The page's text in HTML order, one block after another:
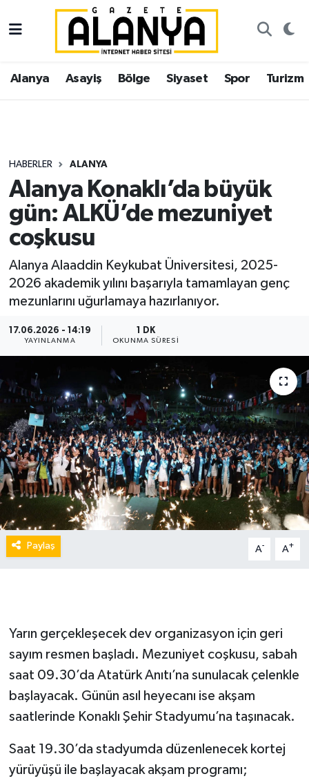
Alanya Asayiş Bölge Siyaset Spor Turizm
HABERLER ALANYA
Alanya Konaklı’da büyük
gün: ALKÜ’de mezuniyet
coşkusu
Alanya Alaaddin Keykubat Üniversitesi, 2025-
2026 akademik yılını başarıyla tamamlayan genç
mezunlarını uğurlamaya hazırlanıyor.
17.06.2026 - 14:19
YAYINLANMA
1 DK
OKUNMA SÜRESI
Paylaş A- A+
Yarın gerçekleşecek dev organizasyon için geri
sayım resmen başladı. Mezuniyet coşkusu, sabah
saat 09.30’da Atatürk Anıtı’na sunulacak çelenkle
başlayacak. Günün asıl heyecanı ise akşam
saatlerinde Konaklı Şehir Stadyumu’na taşınacak.
Saat 19.30’da stadyumda düzenlenecek kortej
yürüyüşü ile başlayacak akşam programı;
Alanya
Asayiş
Siyaset
Spor
Turizm
Ekonomi
Gazipaşa
İstanbul Nöbetçi Eczaneler
İstanbul Hava Durumu
Süper Lig Puan Durumu ve Fikstür
Tüm Manşetler
Son Dakika Haberleri
Haber Arşivi